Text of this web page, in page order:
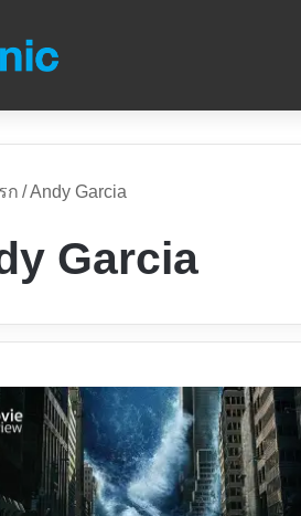
ก /Andy Garcia
Garcia